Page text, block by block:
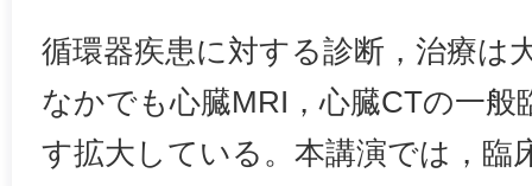
循環器疾患に対する診断，治療は
なかでも心臓MRI，心臓CTの一般
す拡大している。本講演では，臨